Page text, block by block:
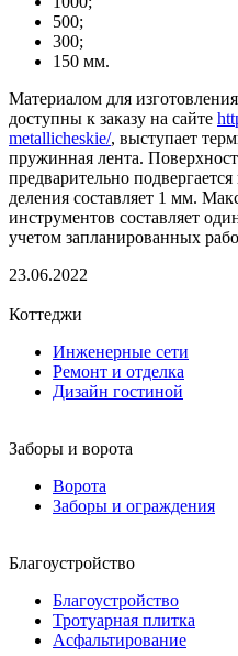
500;
300;
150 мм.
Материалом для
доступны к заказу на сайте
metallicheskie/, выступает
пружинная лента.
предварительно
деления составляет 1 мм.
инструментов составляет
учетом запланированных
23.06.2022
Коттеджи
Инженерные сети
Ремонт и отделка
Дизайн гостиной
Заборы и ворота
Ворота
Заборы и ограждения
Благоустройство
Благоустройство
Тротуарная плитка
Асфальтирование